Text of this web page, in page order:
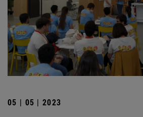
05 | 05 | 2023